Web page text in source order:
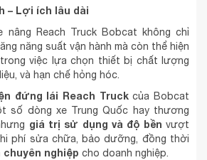
– Lợi ích lâu dài
Reach Truck Bobcat không chỉ
năng suất vận hành mà còn thể hiện
trong việc lựa chọn thiết bị chất lượng
và hạn chế hỏng hóc.
đứng lái Reach Truckcủa Bobcat
số dòng xe Trung Quốc hay thương
giá trị sử dụng và độ bền vượt
phí sửa chữa, bảo dưỡng, đồng thời
chuyên nghiệp cho doanh nghiệp.